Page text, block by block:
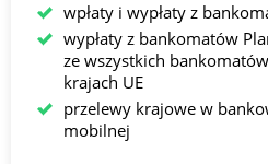
wpłaty i wypłaty z
wypłaty z bankomatów
ze wszystkich
krajach UE
przelewy krajowe w
mobilnej